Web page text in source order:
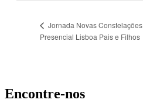
Jornada Novas Constelações
Presencial Lisboa Pais e Filhos
Encontre-nos